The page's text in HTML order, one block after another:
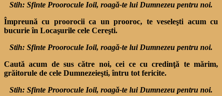
Stih: Sfinte Proorocule Ioil, roagă-te lui Dumnezeu pentru noi.
Împreună cu proorocii ca un prooroc, te veseleşti acum cu
bucurie în Locaşurile cele Cereşti.
Stih: Sfinte Proorocule Ioil, roagă-te lui Dumnezeu pentru noi.
Caută acum de sus către noi, cei ce cu credinţă te mărim,
grăitorule de cele Dumnezeieşti, întru tot fericite.
Stih: Sfinte Proorocule Ioil, roagă-te lui Dumnezeu pentru noi.